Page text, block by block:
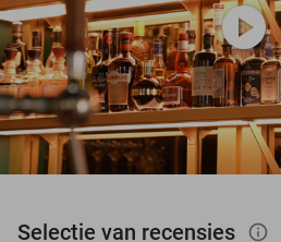
play_circle
Selectie van recensies info_outlined